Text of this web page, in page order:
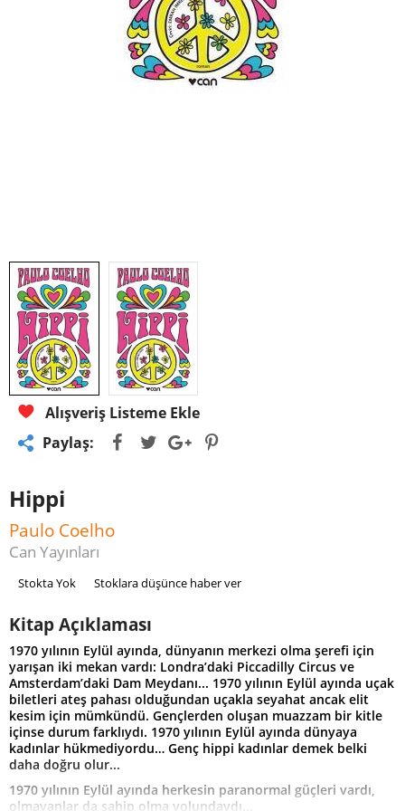
Alışveriş Listeme Ekle
Paylaş:
Hippi
Paulo Coelho
Can Yayınları
Stokta Yok Stoklara düşünce haber ver
Kitap Açıklaması
1970 yılının Eylül ayında, dünyanın merkezi olma şerefi için
yarışan iki mekan vardı: Londra’daki Piccadilly Circus ve
Amsterdam’daki Dam Meydanı... 1970 yılının Eylül ayında uçak
biletleri ateş pahası olduğundan uçakla seyahat ancak elit
kesim için mümkündü. Gençlerden oluşan muazzam bir kitle
içinse durum farklıydı. 1970 yılının Eylül ayında dünyaya
kadınlar hükmediyordu… Genç hippi kadınlar demek belki
daha doğru olur...
1970 yılının Eylül ayında herkesin paranormal güçleri vardı,
olmayanlar da sahip olma yolundaydı…